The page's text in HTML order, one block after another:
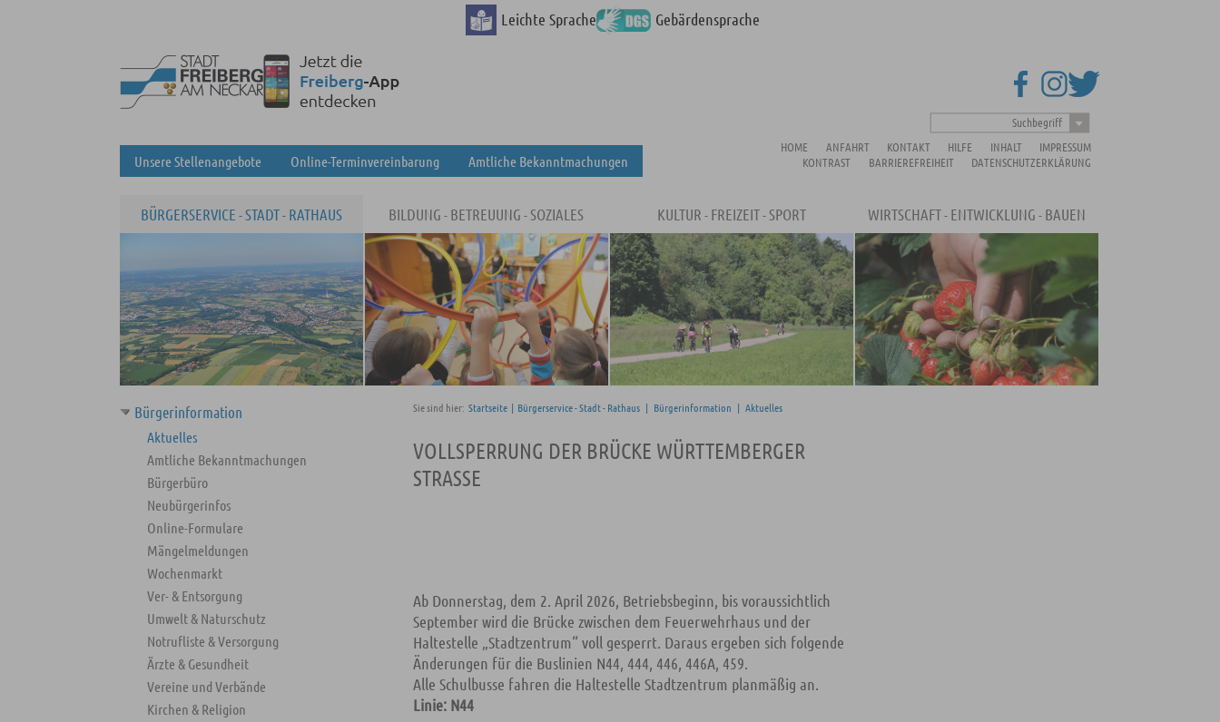
Leichte Sprache Gebärdensprache
Suchbegriff
IMPRESSUM
INHALT
HILFE
KONTAKT
ANFAHRT
HOME
DATENSCHUTZERKLÄRUNG
BARRIEREFREIHEIT
KONTRAST
BÜRGERSERVICE - STADT - RATHAUS BILDUNG - BETREUUNG - SOZIALES KULTUR - FREIZEIT - SPORT WIRTSCHAFT - ENTWICKLUNG - BAUEN
Unsere Stellenangebote Online-Terminvereinbarung Amtliche Bekanntmachungen
Bürgerinformation
Aktuelles
Amtliche Bekanntmachungen
Bürgerbüro
Neubürgerinfos
Online-Formulare
Mängelmeldungen
Wochenmarkt
Ver- & Entsorgung
Umwelt & Naturschutz
Notrufliste & Versorgung
Ärzte & Gesundheit
Vereine und Verbände
Kirchen & Religion
Sie sind hier: Startseite | Bürgerservice - Stadt - Rathaus | Bürgerinformation | Aktuelles
VOLLSPERRUNG DER BRÜCKE WÜRTTEMBERGER
STRASSE
Ab Donnerstag, dem 2. April 2026, Betriebsbeginn, bis voraussichtlich
September wird die Brücke zwischen dem Feuerwehrhaus und der
Haltestelle „Stadtzentrum“ voll gesperrt. Daraus ergeben sich folgende
Änderungen für die Buslinien N44, 444, 446, 446A, 459.
Alle Schulbusse fahren die Haltestelle Stadtzentrum planmäßig an.
Linie: N44